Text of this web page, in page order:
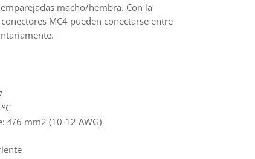
macho/hembra. Con la
MC4 pueden conectarse entre
4/6 mm2 (10-12 AWG)